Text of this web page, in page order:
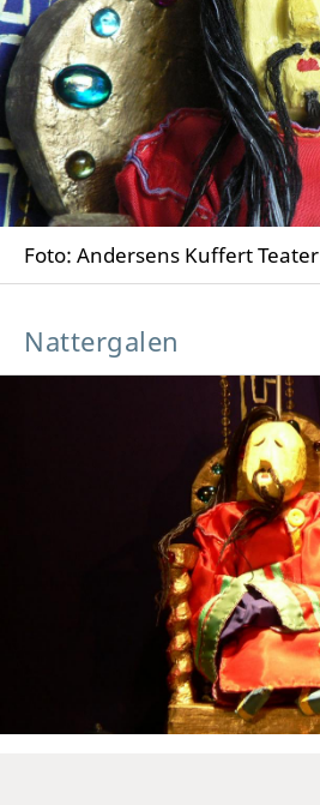
Foto: Andersens Kuffert Teater
Nattergalen